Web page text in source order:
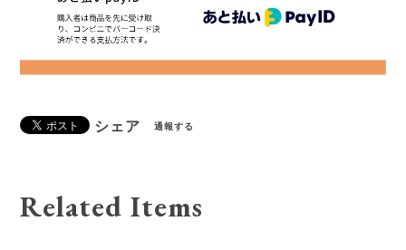
シェア 通報する
Related Items